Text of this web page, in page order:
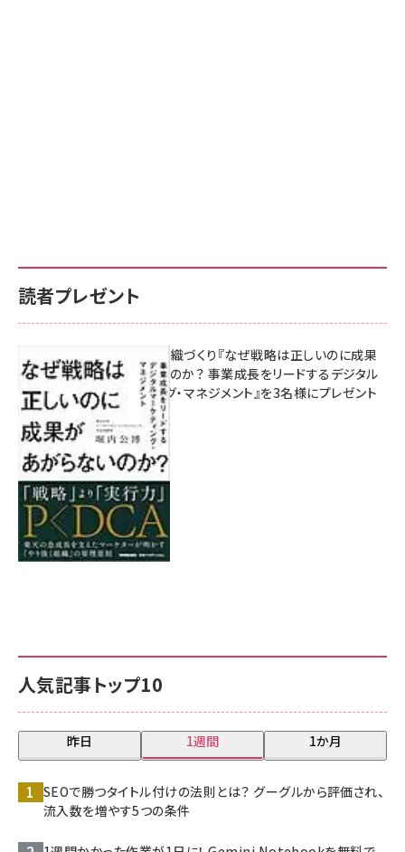
人気記事トップ10
昨日 1週間 1か月
SEOで勝つタイトル付けの法則とは？ グーグルから評価され、
流入数を増やす5つの条件
読者プレゼント
成果を生む組織づくり『なぜ戦略は正しいのに成果
があがらないのか？ 事業成長をリードするデジタル
マーケティング・マネジメント』を3名様にプレゼント
8月7日 10:00